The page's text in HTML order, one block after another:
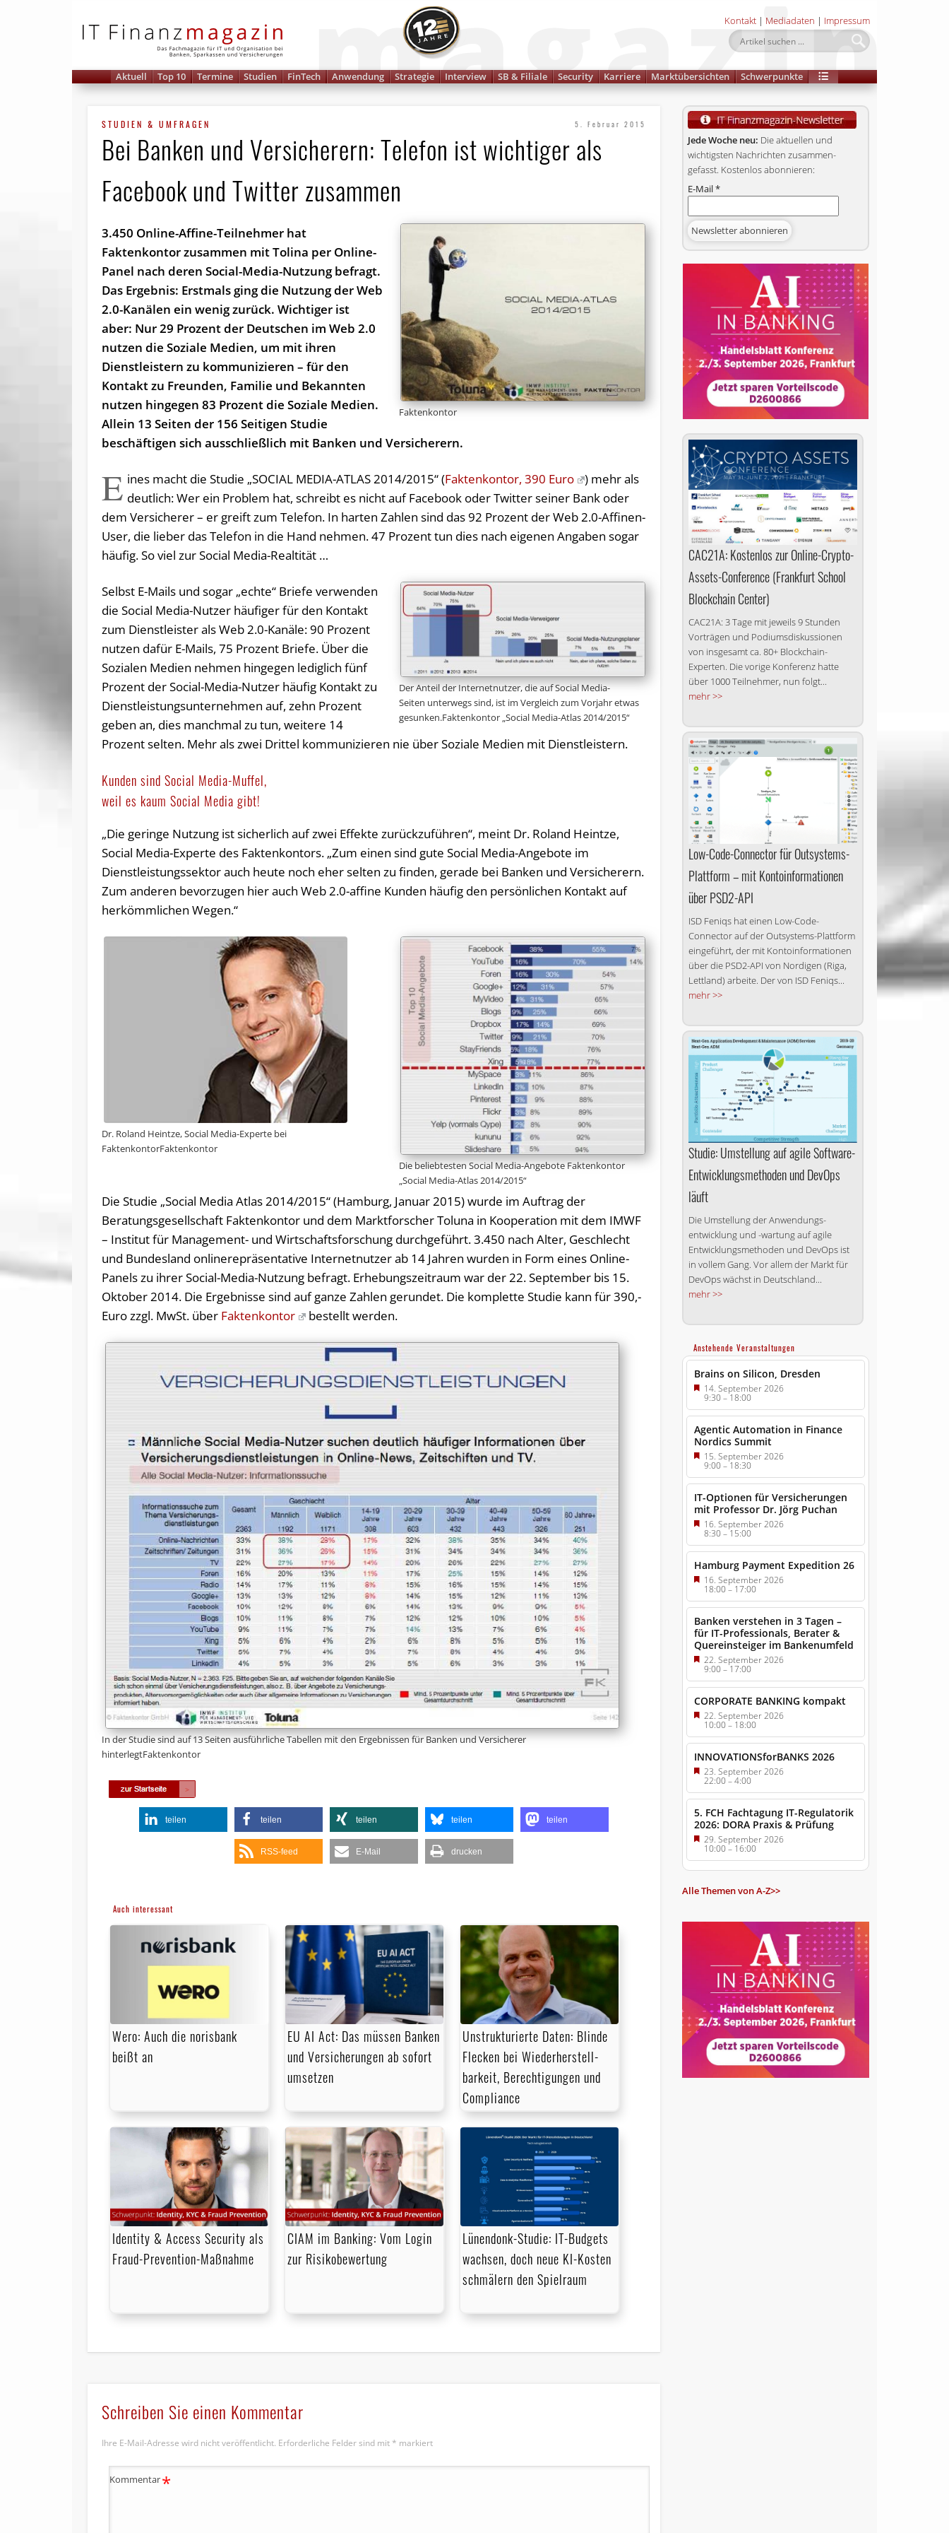
Kontakt | Mediadaten | Impressum
Aktuell Top 10 Termine Studien FinTech Anwendung Strategie Interview SB & Filiale Security Karriere Marktübersichten Schwerpunkte
STUDIEN & UMFRAGEN 5. Februar 2015
Bei Banken und Versicherern: Telefon ist wichtiger als
Facebook und Twitter zusammen
Faktenkontor
3.450 Online-Affine-Teilnehmer hat
Faktenkontor zusammen mit Tolina per Online-
Panel nach deren Social-Media-Nutzung befragt.
Das Ergebnis: Erstmals ging die Nutzung der Web
2.0-Kanälen ein wenig zurück. Wichtiger ist
aber: Nur 29 Prozent der Deutschen im Web 2.0
nutzen die Soziale Medien, um mit ihren
Dienstleistern zu kommunizieren – für den
Kontakt zu Freunden, Familie und Bekannten
nutzen hingegen 83 Prozent die Soziale Medien.
Allein 13 Seiten der 156 Seitigen Studie
beschäftigen sich ausschließlich mit Banken und Versicherern.
E ines macht die Studie „SOCIAL MEDIA-ATLAS 2014/2015“ (Faktenkontor, 390 Euro
) mehr als
deutlich: Wer ein Problem hat, schreibt es nicht auf Facebook oder Twitter seiner Bank oder
dem Versicherer – er greift zum Telefon. In harten Zahlen sind das 92 Prozent der Web 2.0-Affinen-
User, die lieber das Telefon in die Hand nehmen. 47 Prozent tun dies nach eigenen Angaben sogar
häufig. So viel zur Social Media-Realtität …
Der Anteil der Internetnutzer, die auf Social Media-
Seiten unterwegs sind, ist im Vergleich zum Vorjahr etwas
gesunken.Faktenkontor „Social Media-Atlas 2014/2015“
Selbst E-Mails und sogar „echte“ Briefe verwenden
die Social Media-Nutzer häufiger für den Kontakt
zum Dienstleister als Web 2.0-Kanäle: 90 Prozent
nutzen dafür E-Mails, 75 Prozent Briefe. Über die
Sozialen Medien nehmen hingegen lediglich fünf
Prozent der Social-Media-Nutzer häufig Kontakt zu
Dienstleistungsunternehmen auf, zehn Prozent
geben an, dies manchmal zu tun, weitere 14
Prozent selten. Mehr als zwei Drittel kommunizieren nie über Soziale Medien mit Dienstleistern.
Kunden sind Social Media-Muffel,
weil es kaum Social Media gibt!
„Die geringe Nutzung ist sicherlich auf zwei Effekte zurückzuführen“, meint Dr. Roland Heintze,
Social Media-Experte des Faktenkontors. „Zum einen sind gute Social Media-Angebote im
Dienstleistungssektor auch heute noch eher selten zu finden, gerade bei Banken und Versicherern.
Zum anderen bevorzugen hier auch Web 2.0-affine Kunden häufig den persönlichen Kontakt auf
herkömmlichen Wegen.“
Die beliebtesten Social Media-Angebote Faktenkontor
„Social Media-Atlas 2014/2015“
Dr. Roland Heintze, Social Media-Experte bei
FaktenkontorFaktenkontor
Die Studie „Social Media Atlas 2014/2015“ (Hamburg, Januar 2015) wurde im Auftrag der
Beratungsgesellschaft Faktenkontor und dem Marktforscher Toluna in Kooperation mit dem IMWF
– Institut für Management- und Wirtschaftsforschung durchgeführt. 3.450 nach Alter, Geschlecht
und Bundesland onlinerepräsentative Internetnutzer ab 14 Jahren wurden in Form eines Online-
Panels zu ihrer Social-Media-Nutzung befragt. Erhebungszeitraum war der 22. September bis 15.
Oktober 2014. Die Ergebnisse sind auf ganze Zahlen gerundet. Die komplette Studie kann für 390,-
Euro zzgl. MwSt. über Faktenkontor bestellt werden.
In der Studie sind auf 13 Seiten ausführliche Tabellen mit den Ergebnissen für Banken und Versicherer
hinterlegtFaktenkontor
teilen teilen teilen teilen teilen
RSS-feed E-Mail drucken
Auch interessant
Wero: Auch die norisbank
beißt an
EU AI Act: Das müssen Banken
und Versicherungen ab sofort
umsetzen
Unstrukturierte Daten: Blinde
Flecken bei Wieder­herstell­
barkeit, Berechtigungen und
Compliance
Identity & Access Security als
Fraud-Prevention-Maßnahme
CIAM im Banking: Vom Login
zur Risikobewertung
Lünendonk-Studie: IT-Budgets
wachsen, doch neue KI-Kosten
schmälern den Spielraum
Schreiben Sie einen Kommentar
Ihre E-Mail-Adresse wird nicht veröffentlicht. Erforderliche Felder sind mit * markiert
Kommentar*
Jede Woche neu: Die aktuellen und
wichtigsten Nachrichten zusammen­
gefasst. Kostenlos abonnieren:
E-Mail*
CAC21A: Kostenlos zur Online-Crypto-
Assets-Conference (Frankfurt School
Blockchain Center)
CAC21A: 3 Tage mit jeweils 9 Stunden
Vorträgen und Podiumsdiskussionen
von insgesamt ca. 80+ Blockchain-
Experten. Die vorige Konferenz hatte
über 1000 Teilnehmer, nun folgt...
mehr >>
Low-Code-Connector für Outsystems-
Plattform – mit Kontoinformationen
über PSD2-API
ISD Feniqs hat einen Low-Code-
Connector auf der Outsystems-Plattform
eingeführt, der mit Kontoinformationen
über die PSD2-API von Nordigen (Riga,
Lettland) arbeite. Der von ISD Feniqs...
mehr >>
Studie: Umstellung auf agile Software-
Entwicklungs­methoden und DevOps
läuft
Die Umstellung der Anwendungs­
entwicklung und -wartung auf agile
Entwicklungsmethoden und DevOps ist
in vollem Gang. Vor allem der Markt für
DevOps wächst in Deutschland...
mehr >>
Anstehende Veranstaltungen
Brains on Silicon, Dresden
14. September 2026
9:30–18:00
Agentic Automation in Finance
Nordics Summit
15. September 2026
9:00–18:30
IT-Optionen für Versicherungen
mit Professor Dr. Jörg Puchan
16. September 2026
8:30–15:00
Hamburg Payment Expedition 26
16. September 2026
18:00– 17:00
Banken verstehen in 3 Tagen –
für IT-Professionals, Berater &
Quereinsteiger im Bankenumfeld
22. September 2026
9:00–17:00
CORPORATE BANKING kompakt
22. September 2026
10:00– 18:00
INNOVATIONSforBANKS 2026
23. September 2026
22:00–4:00
5. FCH Fachtagung IT-Regulatorik
2026: DORA Praxis & Prüfung
29. September 2026
10:00– 16:00
Alle Themen von A-Z>>